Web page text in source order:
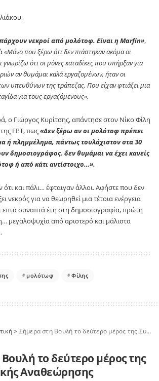
νεκροί από μολότοφ. Είναι η Marfin»,
«Μόνο που ξέρω ότι δεν πιάστηκαν ακόμα οι
γνωρίζω ότι οι μόνες καταδίκες που υπήρξαν για
αν θυμάμαι καλά εργαζομένων, ήταν οι
υπευθύνων της τράπεζας. Που είχαν φτιάξει μια
για τους εργαζόμενους».
ο Γιώργος Κυρίτσης, απάντησε στον Νίκο Φίλη
ΕΡΤ, πως«Δεν ξέρω αν οι μολότοφ πρέπει
ή πλημμέλημα, πάντως τουλάχιστον στα 30
δημοσιογράφος, δεν θυμάμαι να έχει κανείς
ή από κάτι αντίστοιχο…».
ότι και πάλι… έφταιγαν άλλοι. Αφήστε που δεν
νεκρός για να θεωρηθεί μια τέτοια ενέργεια
επτά συναπτά έτη στη δημοσιογραφία, πρώτη
μεγαλοψυχία από αριστερό και μάλιστα
μολότωφ Φίλης
> Σήμερα στη Βουλή το δεύτερο μέρος της Συνταγματικής Αναθεώρησης
το δεύτερο μέρος της
Αναθεώρησης